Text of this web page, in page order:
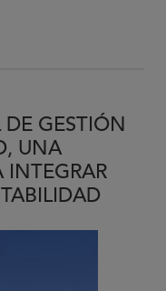
GESTIÓN
UNA
INTEGRAR